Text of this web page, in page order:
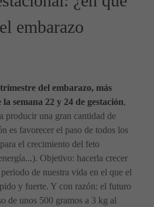
embarazo
del embarazo, más
semana 22 y 24 de gestación,
producir una gran cantidad de
es favorecer el paso de todos los
el crecimiento del feto
Objetivo: hacerla crecer
de nuestra vida en el que el
y fuerte. Y con razón: el futuro
de unos 500 gramos a 3 kg al